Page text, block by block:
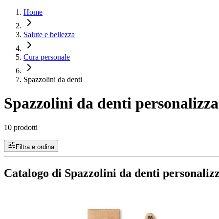
Home
Salute e bellezza
Cura personale
Spazzolini da denti
Spazzolini da denti
10 prodotti
Filtra e ordina
Catalogo di Spazzolini da denti